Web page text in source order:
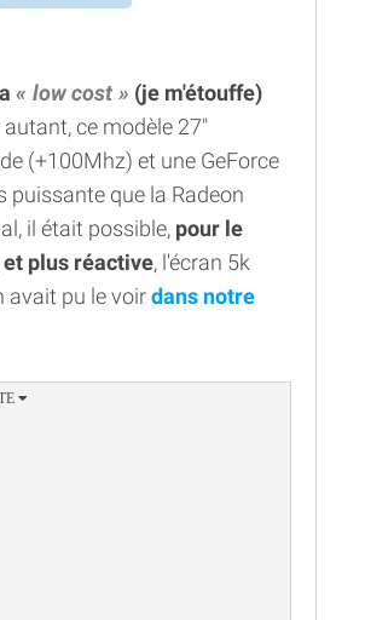
low cost
(je m'étouffe)
autant, ce modèle 27"
(+100Mhz) et une GeForce
puissante que la Radeon
il était possible, pour le
plus réactive, l'écran 5k
avait pu le voirdans notre